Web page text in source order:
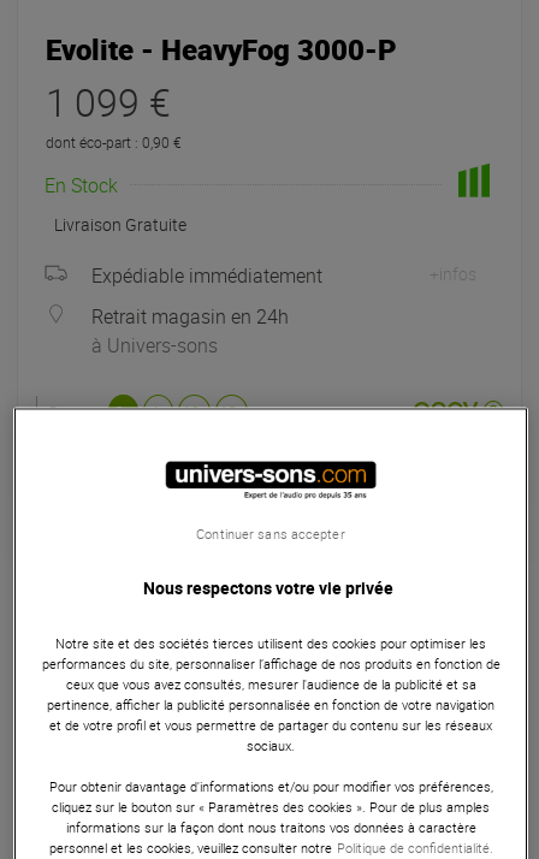
Evolite - HeavyFog 3000-P
1 099 €
dont éco-part : 0,90 €
En Stock
Livraison Gratuite
Expédiable immédiatement +infos
Retrait magasin en 24h
à Univers-sons
Payer en 3x 4x 10x 12x
/ mois
Mensualités :
Coût de financement :
TAEG fixe :
Eligible à la Garantie Sérénité
Machines et Liquides
La HeavyFog 3000-P diffuse une fumée dense et basse
grâce à sa puissance de 3 000 W. Idéale pour des effets au
sol impressionnants, elle est contrôlable en DMX ou via
télécommande.
ARTICLE N° 96194
Nous respectons votre vie privée
Notre site et des sociétés tierces utilisent des cookies pour optimiser les
performances du site, personnaliser l’affichage de nos produits en fonction de
ceux que vous avez consultés, mesurer l'audience de la publicité et sa
pertinence, afficher la publicité personnalisée en fonction de votre navigation
et de votre profil et vous permettre de partager du contenu sur les réseaux
sociaux.
Pour obtenir davantage d'informations et/ou pour modifier vos préférences,
cliquez sur le bouton sur « Paramètres des cookies ». Pour de plus amples
informations sur la façon dont nous traitons vos données à caractère
personnel et les cookies, veuillez consulter notre Politique de confidentialité.
Continuer sans accepter